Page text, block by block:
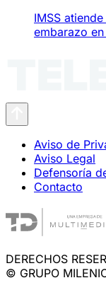
IMSS
embarazo
Aviso de
Aviso Legal
Defensoría
Contacto
DERECHOS
© GRUPO